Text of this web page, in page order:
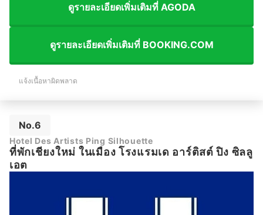
ดูรายละเอียดเพิ่มเติมที่ AGODA
ดูรายละเอียดเพิ่มเติมที่ BOOKING.COM
แจ้งเนื้อหาผิดพลาด
No.6
Hotel Des Artists Ping Silhouette
ที่พักเชียงใหม่ ในเมือง โรงแรมเด อาร์ติสต์ ปิง ซิลลู
เอต